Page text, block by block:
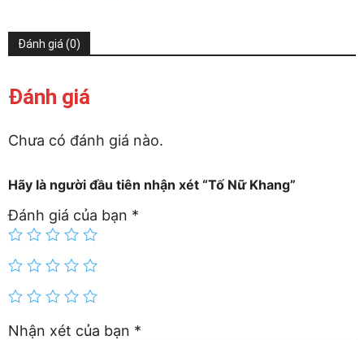
lượng
Đánh giá (0)
Đánh giá
Chưa có đánh giá nào.
Hãy là người đầu tiên nhận xét “Tố Nữ Khang”
Đánh giá của bạn *
Nhận xét của bạn *